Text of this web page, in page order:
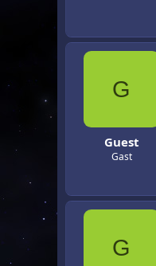
G
Guest
Gast
G